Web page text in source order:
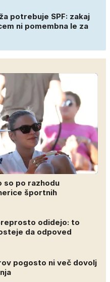
potrebuje SPF: zakaj
ni pomembna le za
so po razhodu
športnih
odidejo: to
da odpoved
pogosto ni več dovolj